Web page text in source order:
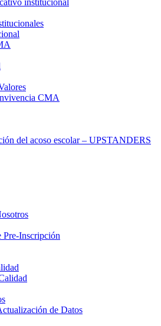
institucional
CMA
del acoso escolar – UPSTANDERS
Pre-Inscripción
de Datos